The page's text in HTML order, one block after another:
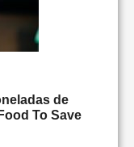
de
To Save